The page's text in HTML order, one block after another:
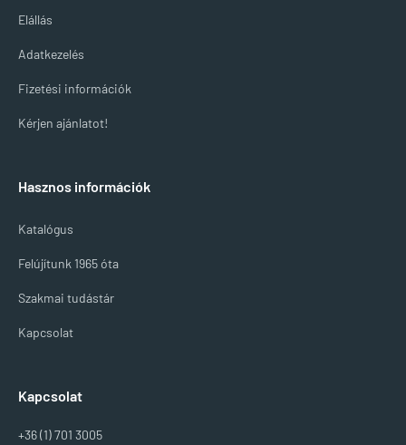
Elállás
Adatkezelés
Fizetési információk
Kérjen ajánlatot!
Hasznos információk
Katalógus
Felújítunk 1965 óta
Szakmai tudástár
Kapcsolat
Kapcsolat
+36 (1) 701 3005